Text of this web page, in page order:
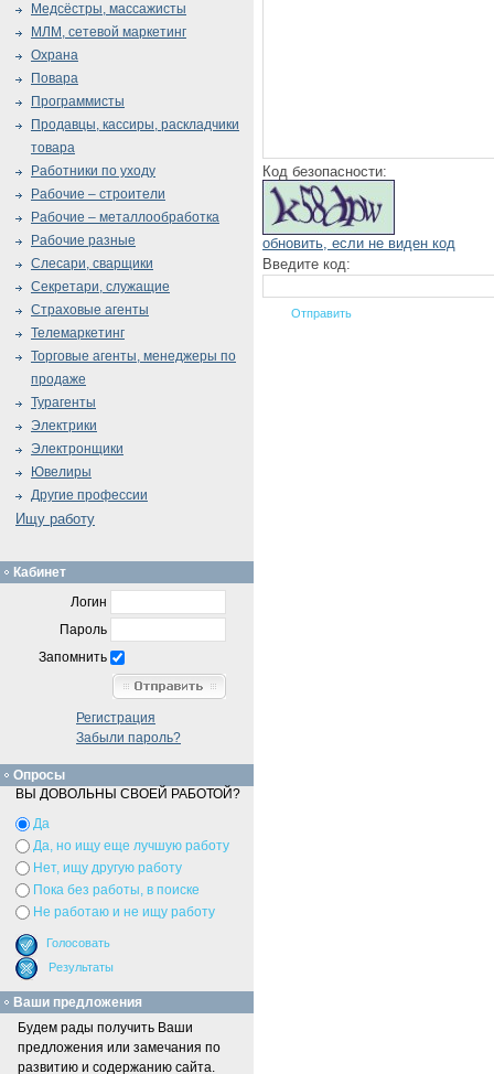
Код безопасности:
обновить, если не виден код
Введите код:
Медсёстры, массажисты
МЛМ, сетевой маркетинг
Охрана
Повара
Программисты
Продавцы, кассиры, раскладчики
товара
Работники по уходу
Рабочие – строители
Рабочие – металлообработка
Рабочие разные
Слесари, сварщики
Секретари, служащие
Страховые агенты
Телемаркетинг
Торговые агенты, менеджеры по
продаже
Турагенты
Электрики
Электронщики
Ювелиры
Другие профессии
Ищу работу
Кабинет
Логин
Пароль
Запомнить
Регистрация
Забыли пароль?
Опросы
ВЫ ДОВОЛЬНЫ СВОЕЙ РАБОТОЙ?
Да
Да, но ищу еще лучшую работу
Нет, ищу другую работу
Пока без работы, в поиске
Не работаю и не ищу работу
Ваши предложения
Будем рады получить Ваши
предложения или замечания по
развитию и содержанию сайта.